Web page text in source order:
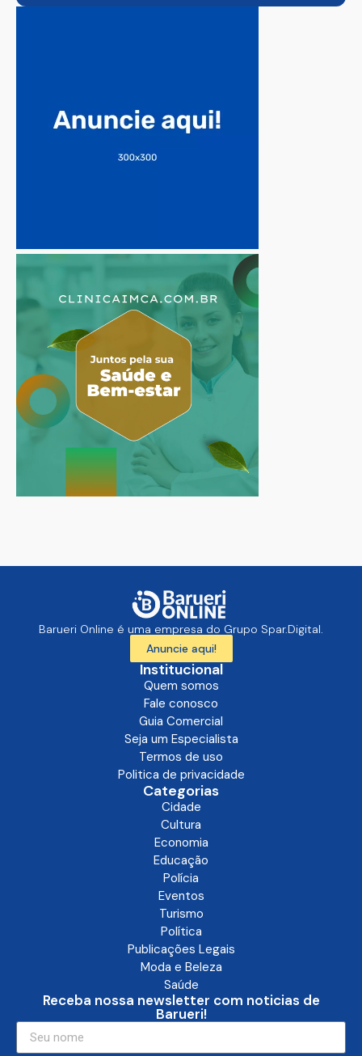
Barueri Online é uma empresa do Grupo Spar.Digital.
Anuncie aqui!
Institucional
Quem somos
Fale conosco
Guia Comercial
Seja um Especialista
Termos de uso
Politica de privacidade
Categorias
Cidade
Cultura
Economia
Educação
Polícia
Eventos
Turismo
Política
Publicações Legais
Moda e Beleza
Saúde
Receba nossa newsletter com noticias de
Barueri!